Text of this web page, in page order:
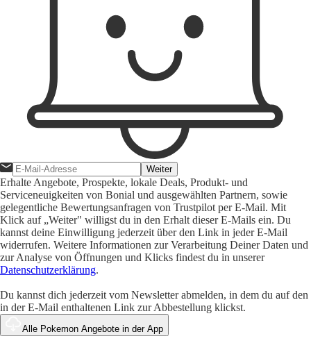
Weiter
Erhalte Angebote, Prospekte, lokale Deals, Produkt- und
Serviceneuigkeiten von Bonial und ausgewählten Partnern, sowie
gelegentliche Bewertungsanfragen von Trustpilot per E-Mail. Mit
Klick auf „Weiter" willigst du in den Erhalt dieser E-Mails ein. Du
kannst deine Einwilligung jederzeit über den Link in jeder E-Mail
widerrufen. Weitere Informationen zur Verarbeitung Deiner Daten und
zur Analyse von Öffnungen und Klicks findest du in unserer
Datenschutzerklärung.
Du kannst dich jederzeit vom Newsletter abmelden, in dem du auf den
in der E-Mail enthaltenen Link zur Abbestellung klickst.
Alle Pokemon Angebote in der App